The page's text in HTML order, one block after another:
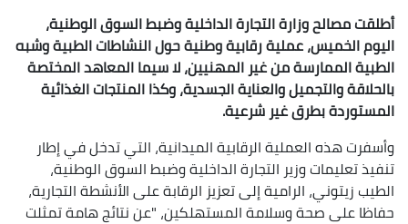
أطلقت مصالح وزارة التجارة الداخلية وضبط السوق الوطنية،
اليوم الخميس، عملية رقابية وطنية حول النشاطات الطبية وشبه
الطبية الممارسة من غير المهنيين، لا سيما المعاهد المختصة
بالحلاقة والتجميل والعناية الجسدية، وكذا المنتجات الغذائية
المستوردة بطرق غير شرعية.
وأسفرت هذه العملية الرقابية الميدانية، التي تدخل في إطار
تنفيذ تعليمات وزير التجارة الداخلية وضبط السوق الوطنية،
الطيب زيتوني، الرامية إلى تعزيز الرقابة على الأنشطة التجارية،
حفاظا على صحة وسلامة المستهلكين، "عن نتائج هامة تمثلت